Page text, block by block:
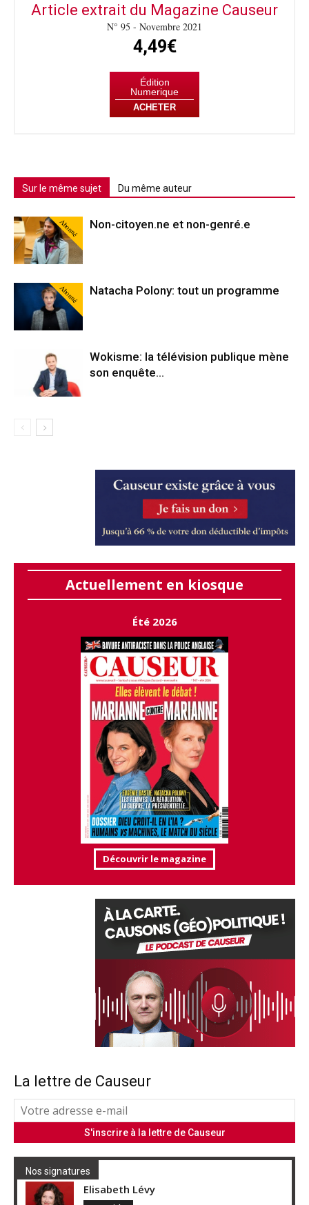
Article extrait du Magazine Causeur
N° 95 - Novembre 2021
4,49€
Édition
Numerique
ACHETER
Sur le même sujet Du même auteur
Abonné Non-citoyen.ne et non-genré.e
Abonné Natacha Polony: tout un programme
Wokisme: la télévision publique mène
son enquête…
Actuellement en kiosque
Été 2026
Découvrir le magazine
La lettre de Causeur
Nos signatures
Elisabeth Lévy